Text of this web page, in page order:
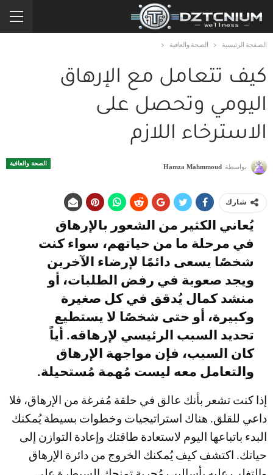
الصفحة الرئيسية الصحة والعافية
كيف تتعامل مع الإرهاق
اليومي وتحصل على
الاسترخاء اللازم
الصحة والعافية بواسطة Hamza Mahmmoud
شارك
يُعاني الكثير من الشعور بالإرهاق
في مرحلة ما من حياتهم، سواء كنت
شخصًا يسعى دائمًا لإرضاء الآخرين
ويجد صعوبة في رفض الطلبات، أو
منشد كمال يُدقق في كل صغيرة
وكبيرة، أو حتى شخصًا لا يستطيع
تحديد السبب الرئيسي لإرهاقه. أياً
كان السبب، فإن مواجهة الإرهاق
والتعامل معه ليست مُهمة مُستحيلة.
إذا كنت تشعر بأنك عالق في حلقة مُفرغة من الإرهاق، فلا
داعي للقلق. هناك استراتيجيات وخطوات بسيطة يُمكنك
البدء باتباعها اليوم لاستعادة طاقتك وإعادة التوازن إلى
حياتك. اكتشف كيف يُمكنك الخروج من دائرة الإرهاق